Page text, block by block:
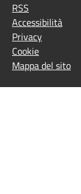
RSS
Accessibilità
Privacy
Cookie
Mappa del sito